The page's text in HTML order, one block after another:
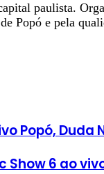
paulista.
Popó e pela
Popó, Duda
6 ao